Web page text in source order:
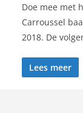
Doe mee met
Carroussel
2018. De
Lees meer